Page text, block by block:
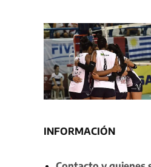
INFORMACIÓN